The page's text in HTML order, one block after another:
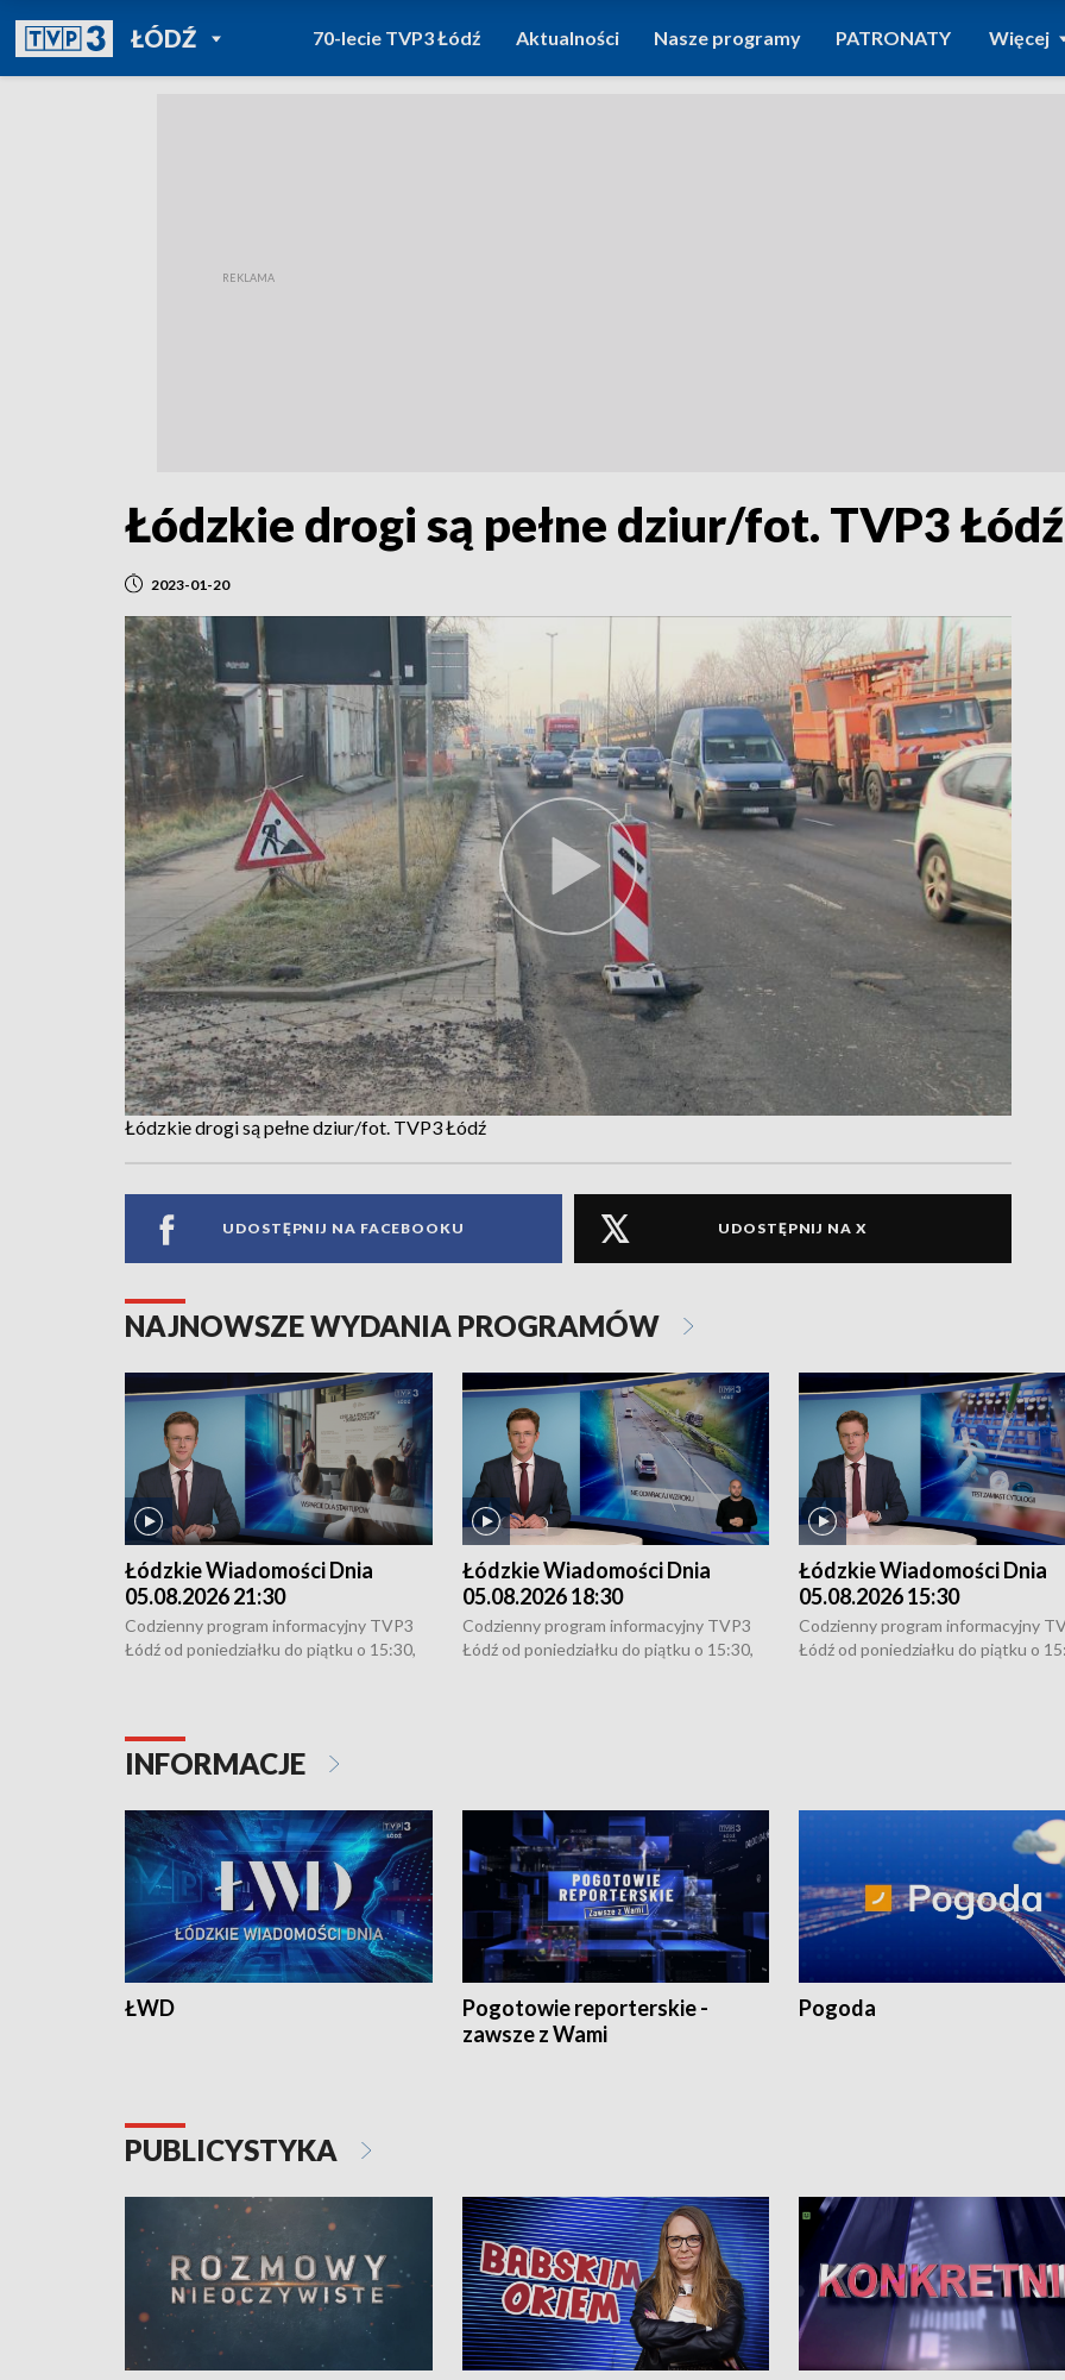
ŁÓDŹPOWRÓT DO
TVP REGIONY
70-lecie TVP3 Łódź Aktualności Nasze programy PATRONATY Więcej
Łódzkie drogi są pełne dziur/fot. TVP3 Łódź
2023-01-20
Łódzkie drogi są pełne dziur/fot. TVP3 Łódź
UDOSTĘPNIJ NA FACEBOOKU UDOSTĘPNIJ NA X
NAJNOWSZE WYDANIA PROGRAMÓW
Łódzkie Wiadomości Dnia
05.08.2026 21:30
Codzienny program informacyjny TVP3
Łódź od poniedziałku do piątku o 15:30,
Łódzkie Wiadomości Dnia
05.08.2026 18:30
Codzienny program informacyjny TVP3
Łódź od poniedziałku do piątku o 15:30,
Łódzkie Wiadomości Dnia
05.08.2026 15:30
Codzienny program informacyjny
Łódź od poniedziałku do piątku o
INFORMACJE
ŁWD
Pogotowie reporterskie -
zawsze z Wami
Pogoda
PUBLICYSTYKA